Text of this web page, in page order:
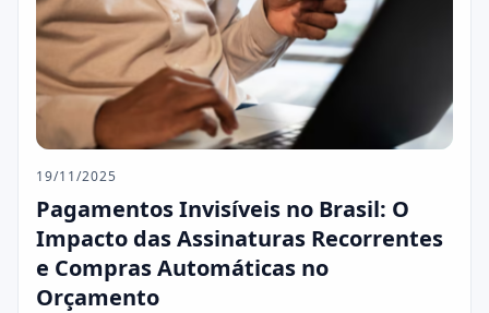
19/11/2025
Pagamentos Invisíveis no Brasil: O
Impacto das Assinaturas Recorrentes
e Compras Automáticas no
Orçamento